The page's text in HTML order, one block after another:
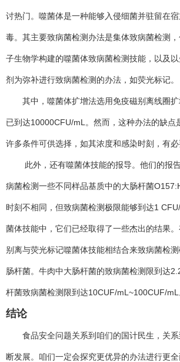
讨热门。噬菌体是一种能够入侵细菌并驻留在
毒。其主要致病菌检测办法是集体致病菌检测
子生物学构建的噬菌体致病菌检测技能，以及
剂为弥补进行致病菌检测的办法，如荧光标记。
其中，噬菌体扩增法选用免疫磁别离线圈扩
已到达10000CFU/mL。然而，这种办法的缺点
许多条件可供选择，如其浓度和感染时刻，有必
此外，还有噬菌体技能的报导。他们的报告
病菌检测一些不同样品基质中的大肠杆菌
时刻不相同，但致病菌检测极限能够到达1
菌体技能中，它们已经取得了一些杰出的结果
别离与荧光标记噬菌体技能相结合来致病菌检
肠杆菌。牛肉中大肠杆菌的致病菌检测限到达
杆菌致病菌检测限到达10CUF/mL~100CUF/mL
结论
食品安全问题关系到咱们的国计民生，关系
断发展。咱们一定会探究更优异的办法进行更